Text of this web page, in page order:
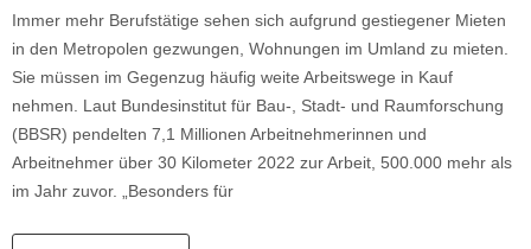
Immer mehr Berufstätige sehen sich aufgrund gestiegener Mieten
in den Metropolen gezwungen, Wohnungen im Umland zu mieten.
Sie müssen im Gegenzug häufig weite Arbeitswege in Kauf
nehmen. Laut Bundesinstitut für Bau-, Stadt- und Raumforschung
(BBSR) pendelten 7,1 Millionen Arbeitnehmerinnen und
Arbeitnehmer über 30 Kilometer 2022 zur Arbeit, 500.000 mehr als
im Jahr zuvor. „Besonders für